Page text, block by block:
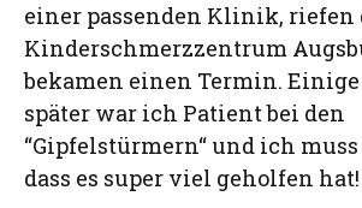
einer passenden Klinik, riefen
Kinderschmerzzentrum
bekamen einen Termin.
später war ich Patient bei den
“Gipfelstürmern“ und ich muss
dass es super viel geholfen hat!